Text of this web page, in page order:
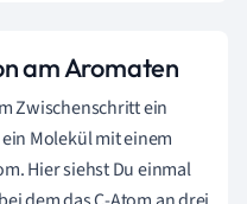
am Aromaten
Zwischenschritt ein
Molekül mit einem
Hier siehst Du einmal